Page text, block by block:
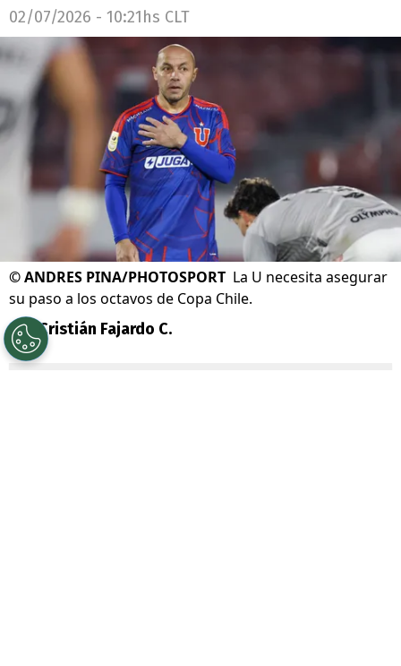
02/07/2026 - 10:21hs CLT
©ANDRES PINA/PHOTOSPORT La U necesita asegurar
su paso a los octavos de Copa Chile.
Por Cristián Fajardo C.